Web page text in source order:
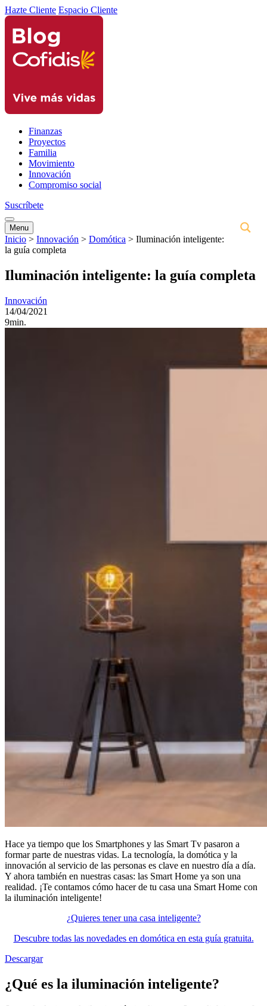
Hazte Cliente Espacio Cliente
Finanzas
Proyectos
Familia
Movimiento
Innovación
Compromiso social
Suscríbete
Menu
Inicio > Innovación > Domótica > Iluminación inteligente:
la guía completa
Iluminación inteligente: la guía completa
Innovación
14/04/2021
9min.
Hace ya tiempo que los Smartphones y las Smart Tv pasaron a
formar parte de nuestras vidas. La tecnología, la domótica y la
innovación al servicio de las personas es clave en nuestro día a día.
Y ahora también en nuestras casas: las Smart Home ya son una
realidad. ¡Te contamos cómo hacer de tu casa una Smart Home con
la iluminación inteligente!
¿Quieres tener una casa inteligente?
Descubre todas las novedades en domótica en esta guía gratuita.
Descargar
¿Qué es la iluminación inteligente?